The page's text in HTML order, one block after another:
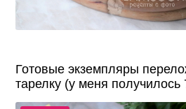
Готовые экземпляры
тарелку (у меня получилось